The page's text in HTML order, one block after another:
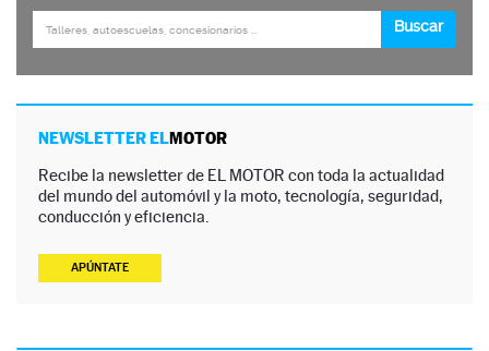
NEWSLETTER ELMOTOR
Recibe la newsletter de EL MOTOR con toda la actualidad
del mundo del automóvil y la moto, tecnología, seguridad,
conducción y eficiencia.
APÚNTATE